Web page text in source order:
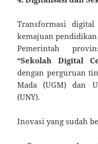
Transformasi
kemajuan pendidikan
Pemerintah
“Sekolah Digital
dengan perguruan
Mada (UGM) dan
(UNY).
Inovasi yang sudah